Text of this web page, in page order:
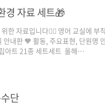
경 자료 세트🎁
한 자료입니다🙆‍♀ 영어 교실에 부
내판 🧡 활동, 주요표현, 단원명
아트 21종 세트세트 올해
단